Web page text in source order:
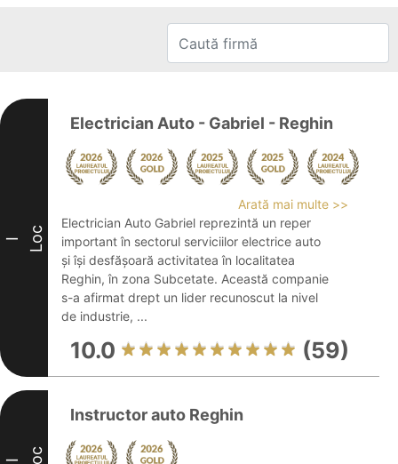
I Loc
Electrician Auto - Gabriel - Reghin
Arată mai multe >>
Electrician Auto Gabriel reprezintă un reper
important în sectorul serviciilor electrice auto
și își desfășoară activitatea în localitatea
Reghin, în zona Subcetate. Această companie
s-a afirmat drept un lider recunoscut la nivel
de industrie, ...
10.0 (59)
I
Instructor auto Reghin